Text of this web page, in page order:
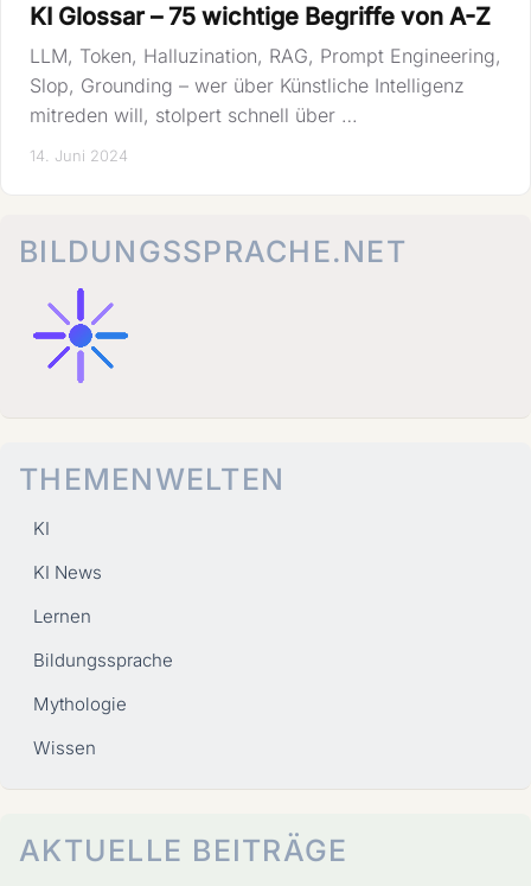
KI Glossar – 75 wichtige Begriffe von A-Z
LLM, Token, Halluzination, RAG, Prompt Engineering,
Slop, Grounding – wer über Künstliche Intelligenz
mitreden will, stolpert schnell über …
14. Juni 2024
BILDUNGSSPRACHE.NET
THEMENWELTEN
KI
KI News
Lernen
Bildungssprache
Mythologie
Wissen
AKTUELLE BEITRÄGE